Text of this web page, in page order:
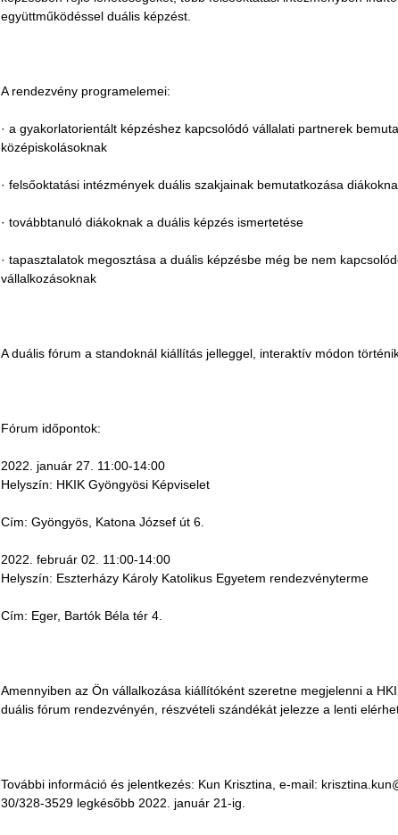
együttműködéssel duális képzést.
A rendezvény programelemei:
· a gyakorlatorientált képzéshez kapcsolódó vállalati partnerek
középiskolásoknak
· felsőoktatási intézmények duális szakjainak bemutatkozása
· továbbtanuló diákoknak a duális képzés ismertetése
· tapasztalatok megosztása a duális képzésbe még be nem
vállalkozásoknak
A duális fórum a standoknál kiállítás jelleggel, interaktív módon
Fórum időpontok:
2022. január 27. 11:00-14:00
Helyszín: HKIK Gyöngyösi Képviselet
Cím: Gyöngyös, Katona József út 6.
2022. február 02. 11:00-14:00
Helyszín: Eszterházy Károly Katolikus Egyetem rendezvényterme
Cím: Eger, Bartók Béla tér 4.
Amennyiben az Ön vállalkozása kiállítóként szeretne megjelenni a
duális fórum rendezvényén, részvételi szándékát jelezze a lenti
További információ és jelentkezés: Kun Krisztina, e-mail:
30/328-3529 legkésőbb 2022. január 21-ig.